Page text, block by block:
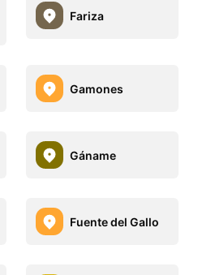
Fariza
Gamones
Gáname
Fuente del Gallo